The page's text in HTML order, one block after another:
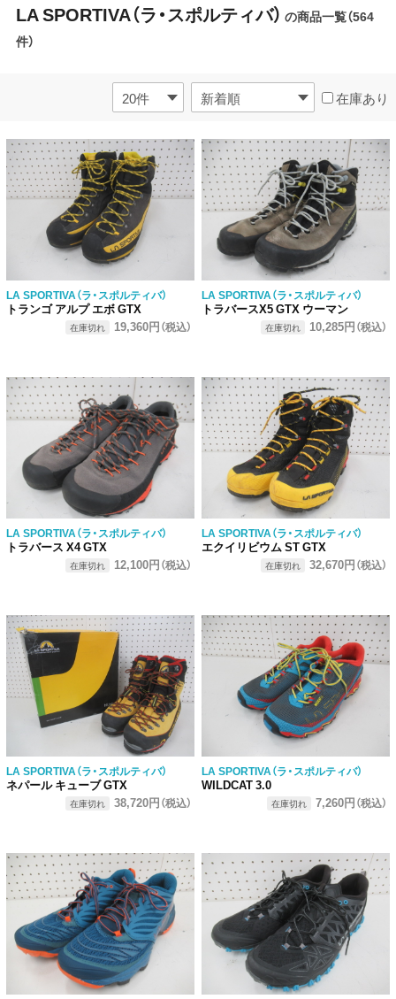
LA SPORTIVA（ラ・スポルティバ） の商品一覧（564
件）
在庫あり
LA SPORTIVA（ラ・スポルティバ）
トランゴ アルプ エボ GTX
在庫切れ 19,360円（税込）
LA SPORTIVA（ラ・スポルティバ）
トラバースX5 GTX ウーマン
在庫切れ 10,285円（税込）
LA SPORTIVA（ラ・スポルティバ）
トラバース X4 GTX
在庫切れ 12,100円（税込）
LA SPORTIVA（ラ・スポルティバ）
エクイリビウム ST GTX
在庫切れ 32,670円（税込）
LA SPORTIVA（ラ・スポルティバ）
ネパール キューブ GTX
在庫切れ 38,720円（税込）
LA SPORTIVA（ラ・スポルティバ）
WILDCAT 3.0
在庫切れ 7,260円（税込）